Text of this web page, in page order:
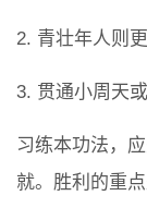
2. 青壮年人则
3. 贯通小周天
习练本功法，
就。胜利的重